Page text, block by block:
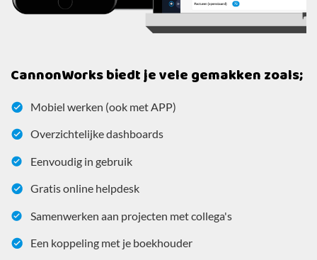
CannonWorks biedt je vele gemakken zoals;
Mobiel werken (ook met APP)
Overzichtelijke dashboards
Eenvoudig in gebruik
Gratis online helpdesk
Samenwerken aan projecten met collega's
Een koppeling met je boekhouder